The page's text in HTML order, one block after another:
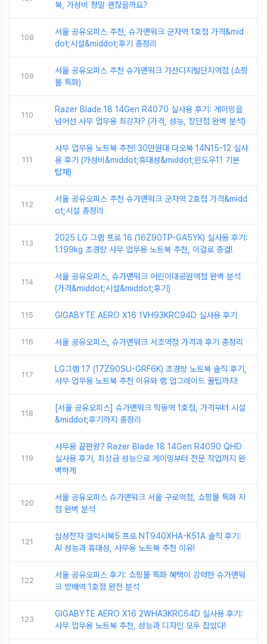
북, 가성비 정말 괜찮을까요?
108
서울 공유오피스 추천, 슈가맨워크 군자역 1호점 가격&mid
dot;시설&middot;후기 총정리
109
서울 공유오피스 추천 슈가맨워크 가산디지털단지역점 (쇼핑
몰 특화)
110
Razer Blade 18 14Gen R4070 실사용 후기: 게이밍을
넘어선 사무 업무용 최강자? (가격, 성능, 장단점 완벽 분석)
111
사무 업무용 노트북 추천! 30만원대 다오북 14N15-12 실사
용 후기 (가성비&middot;휴대성&middot;윈도우11 기본
탑재)
112
서울 공유오피스 추천 슈가맨워크 군자역 2호점 가격&midd
ot;시설 총정리
113
2025 LG 그램 프로 16 (16Z90TP-GA5YK) 실사용 후기:
1.199kg 초경량 사무 업무용 노트북 추천, 이걸로 종결!
114
서울 공유오피스, 슈가맨워크 어린이대공원역점 완벽 분석
(가격&middot;시설&middot;후기)
115 GIGABYTE AERO X16 1VH93KRC94D 실사용 후기
116 서울 공유오피스, 슈가맨워크 서초역점 가격과 후기 총정리
117
LG그램 17 (17Z90SU-GRF6K) 초경량 노트북 솔직 후기,
사무 업무용 노트북 추천 이유와 램 업그레이드 꿀팁까지!
118
[서울 공유오피스] 슈가맨워크 학동역 1호점, 가격부터 시설
&middot;후기까지 총정리
119
사무용 끝판왕? Razer Blade 18 14Gen R4090 QHD
실사용 후기, 최상급 성능으로 게이밍부터 전문 작업까지 완
벽하게
120
서울 공유오피스 슈가맨워크 서울 구로역점, 쇼핑몰 특화 지
점 완벽 분석
121
삼성전자 갤럭시북5 프로 NT940XHA-K51A 솔직 후기:
AI 성능과 휴대성, 사무용 노트북 추천 이유!
122
서울 공유오피스 후기: 쇼핑몰 특화 혜택이 강력한 슈가맨워
크 방배역 1호점 완전 분석
123
GIGABYTE AERO X16 2WHA3KRC64D 실사용 후기:
사무 업무용 노트북 추천, 성능과 디자인 모두 잡았다!